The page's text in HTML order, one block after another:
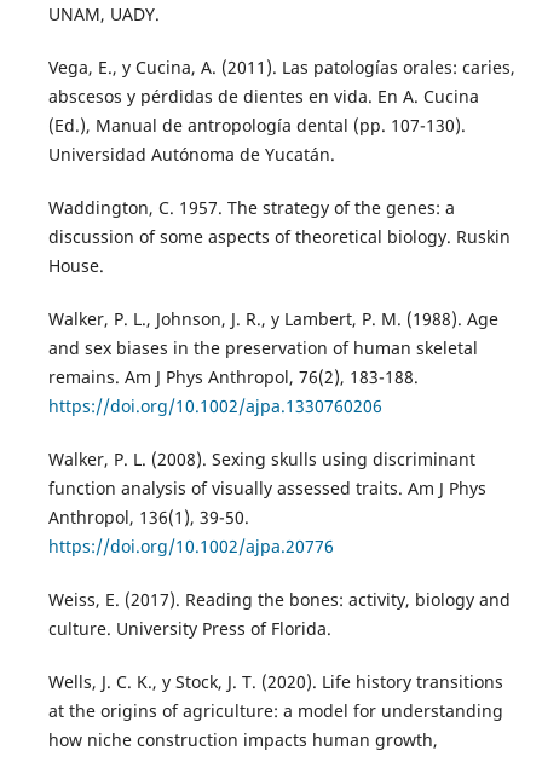
UNAM, UADY.
Vega, E., y Cucina, A. (2011). Las patologías orales: caries,
abscesos y pérdidas de dientes en vida. En A. Cucina
(Ed.), Manual de antropología dental (pp. 107-130).
Universidad Autónoma de Yucatán.
Waddington, C. 1957. The strategy of the genes: a
discussion of some aspects of theoretical biology. Ruskin
House.
Walker, P. L., Johnson, J. R., y Lambert, P. M. (1988). Age
and sex biases in the preservation of human skeletal
remains. Am J Phys Anthropol, 76(2), 183-188.
https://doi.org/10.1002/ajpa.1330760206
Walker, P. L. (2008). Sexing skulls using discriminant
function analysis of visually assessed traits. Am J Phys
Anthropol, 136(1), 39-50.
https://doi.org/10.1002/ajpa.20776
Weiss, E. (2017). Reading the bones: activity, biology and
culture. University Press of Florida.
Wells, J. C. K., y Stock, J. T. (2020). Life history transitions
at the origins of agriculture: a model for understanding
how niche construction impacts human growth,